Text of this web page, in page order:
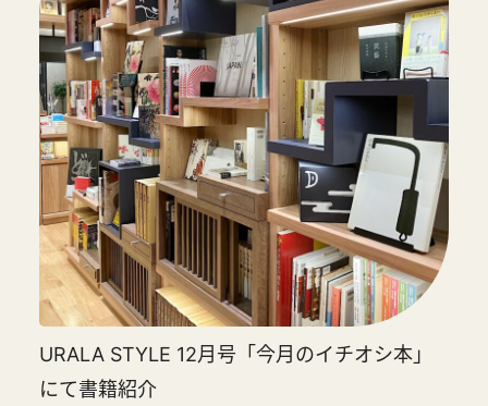
URALA STYLE 12月号「今月のイチオシ本」
にて書籍紹介